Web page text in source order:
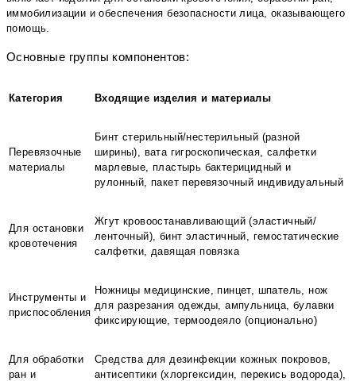
иммобилизации и обеспечения безопасности лица, оказывающего
помощь.
Основные группы компонентов:
Категория Входящие изделия и материалы
Перевязочные
материалы
Бинт стерильный/нестерильный (разной
ширины), вата гигроскопическая, салфетки
марлевые, пластырь бактерицидный и
рулонный, пакет перевязочный индивидуальный
Для остановки
кровотечения
Жгут кровоостанавливающий (эластичный/
ленточный), бинт эластичный, гемостатические
салфетки, давящая повязка
Инструменты и
приспособления
Ножницы медицинские, пинцет, шпатель, нож
для разрезания одежды, ампульница, булавки
фиксирующие, термоодеяло (опционально)
Для обработки
ран и
Средства для дезинфекции кожных покровов,
антисептики (хлоргексидин, перекись водорода),